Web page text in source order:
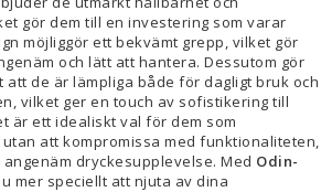
gör dem till en investering som varar
möjliggör ett bekvämt grepp, vilket gör
och lätt att hantera. Dessutom gör
att de är lämpliga både för dagligt bruk och
vilket ger en touch av sofistikering till
är ett idealiskt val för dem som
att kompromissa med funktionaliteten,
dryckesupplevelse. Med Odin-
mer speciellt att njuta av dina